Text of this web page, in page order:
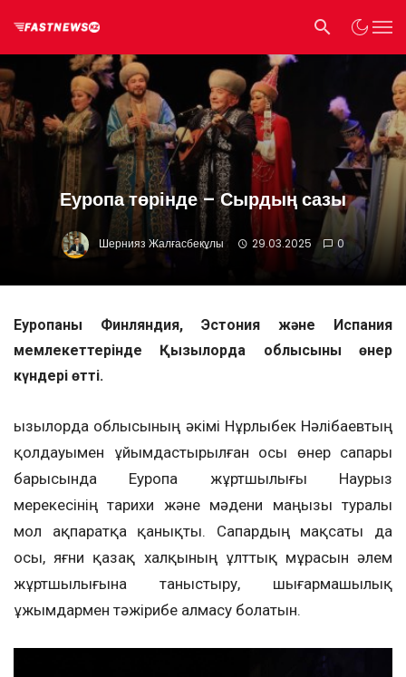
Еуропа төрінде – Сырдың сазы
Шернияз Жалғасбекұлы 29.03.2025 0
Еуропаның Финляндия, Эстония және Испания
мемлекеттерінде Қызылорда облысының өнер
күндері өтті.
Қызылорда облысының әкімі Нұрлыбек Нәлібаевтың
қолдауымен ұйымдастырылған осы өнер сапары
барысында Еуропа жұртшылығы Наурыз
мерекесінің тарихи және мәдени маңызы туралы
мол ақпаратқа қанықты. Сапардың мақсаты да
осы, яғни қазақ халқының ұлттық мұрасын әлем
жұртшылығына таныстыру, шығармашылық
ұжымдармен тәжірибе алмасу болатын.